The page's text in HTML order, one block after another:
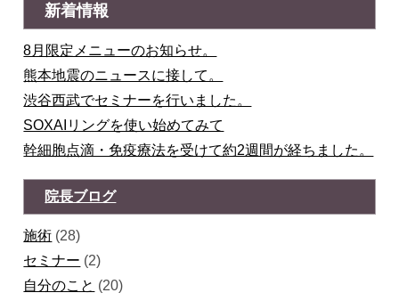
新着情報
8月限定メニューのお知らせ。
熊本地震のニュースに接して。
渋谷西武でセミナーを行いました。
SOXAIリングを使い始めてみて
幹細胞点滴・免疫療法を受けて約2週間が経ちました。
院長ブログ
施術 (28)
セミナー (2)
自分のこと (20)